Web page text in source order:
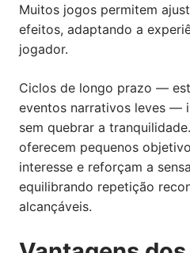
Muitos jogos permitem
efeitos, adaptando a
jogador.
Ciclos de longo prazo —
eventos narrativos leves —
sem quebrar a
oferecem pequenos
interesse e reforçam a
equilibrando repetição
alcançáveis.